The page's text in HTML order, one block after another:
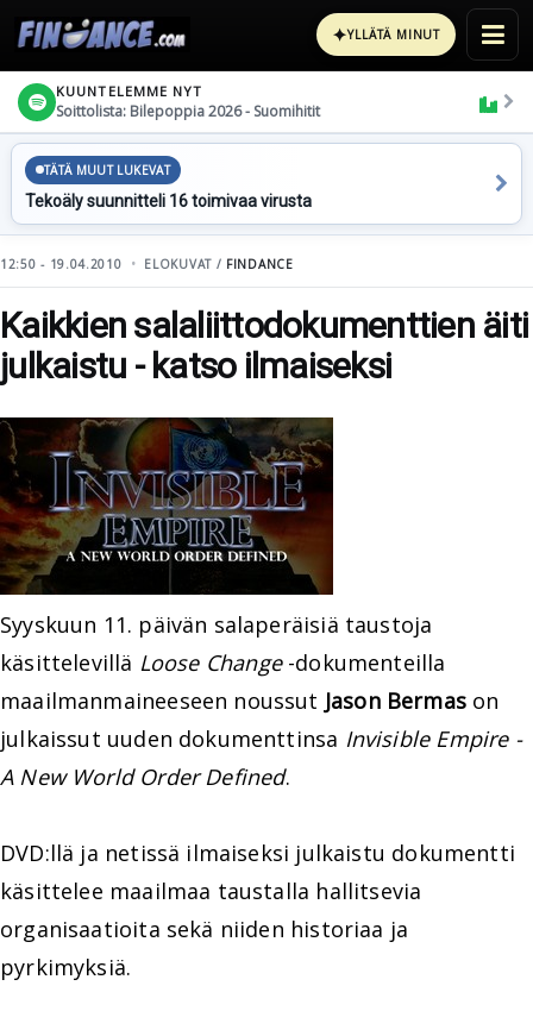
✦YLLÄTÄ MINUT
KUUNTELEMME NYT
Soittolista: Bilepoppia 2026 - Suomihitit
TÄTÄ MUUT LUKEVAT
Tekoäly suunnitteli 16 toimivaa virusta
12:50 - 19.04.2010 ELOKUVAT / FINDANCE
Kaikkien salaliittodokumenttien äiti
julkaistu - katso ilmaiseksi
Syyskuun 11. päivän salaperäisiä taustoja
käsittelevillä Loose Change-dokumenteilla
maailmanmaineeseen noussut Jason Bermas on
julkaissut uuden dokumenttinsa Invisible Empire -
A New World Order Defined.
DVD:llä ja netissä ilmaiseksi julkaistu dokumentti
käsittelee maailmaa taustalla hallitsevia
organisaatioita sekä niiden historiaa ja
pyrkimyksiä.